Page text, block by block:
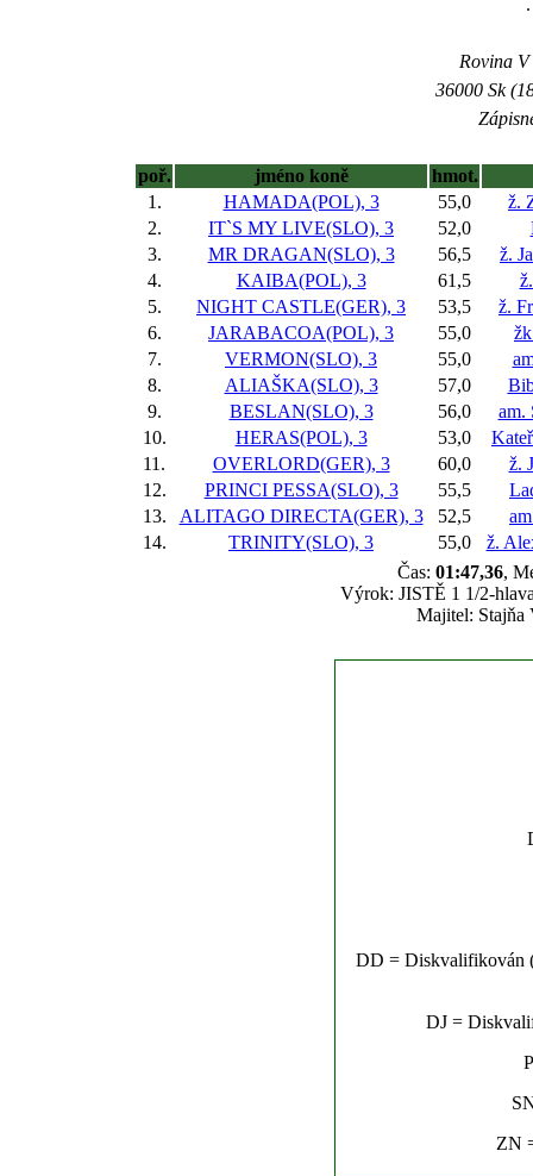
Rovina
36000 Sk
poř. jméno koně
hmot.
1.
HAMADA(POL), 3 55,0
ž.
2.
IT`S MY LIVE(SLO), 3 52,0
3.
MR DRAGAN(SLO), 3 56,5
ž.
4.
KAIBA(POL), 3 61,5
5.
NIGHT CASTLE(GER), 3 53,5
ž.
6.
JARABACOA(POL), 3 55,0
7.
VERMON(SLO), 3 55,0
8.
ALIAŠKA(SLO), 3 57,0
9.
BESLAN(SLO), 3 56,0
am.
10.
HERAS(POL), 3 53,0
11.
OVERLORD(GER), 3 60,0
ž.
12.
PRINCI PESSA(SLO), 3 55,5
13.
ALITAGO DIRECTA(GER), 3 52,5
14.
TRINITY(SLO), 3 55,0
ž.
Čas: 01:47,36,
Výrok: JISTĚ 1 1/2-
Majitel: Stajňa
DD = Diskvalifikován
DJ =
ZN